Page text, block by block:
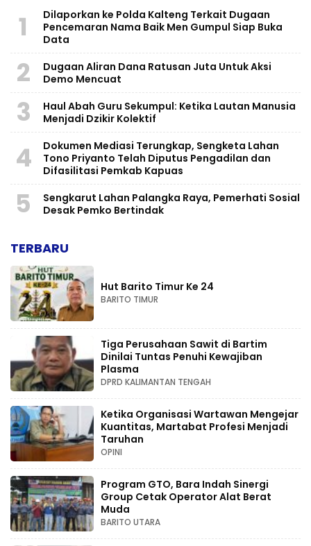
1
Dilaporkan ke Polda Kalteng Terkait Dugaan
Pencemaran Nama Baik Men Gumpul Siap Buka
Data
2
Dugaan Aliran Dana Ratusan Juta Untuk Aksi
Demo Mencuat
3
Haul Abah Guru Sekumpul: Ketika Lautan Manusia
Menjadi Dzikir Kolektif
4
​Dokumen Mediasi Terungkap, Sengketa Lahan
Tono Priyanto Telah Diputus Pengadilan dan
Difasilitasi Pemkab Kapuas
5
Sengkarut Lahan Palangka Raya, Pemerhati Sosial
Desak Pemko Bertindak
TERBARU
Hut Barito Timur Ke 24
BARITO TIMUR
Tiga Perusahaan Sawit di Bartim
Dinilai Tuntas Penuhi Kewajiban
Plasma
DPRD KALIMANTAN TENGAH
Ketika Organisasi Wartawan Mengejar
Kuantitas, Martabat Profesi Menjadi
Taruhan
OPINI
Program GTO, Bara Indah Sinergi
Group Cetak Operator Alat Berat
Muda
BARITO UTARA